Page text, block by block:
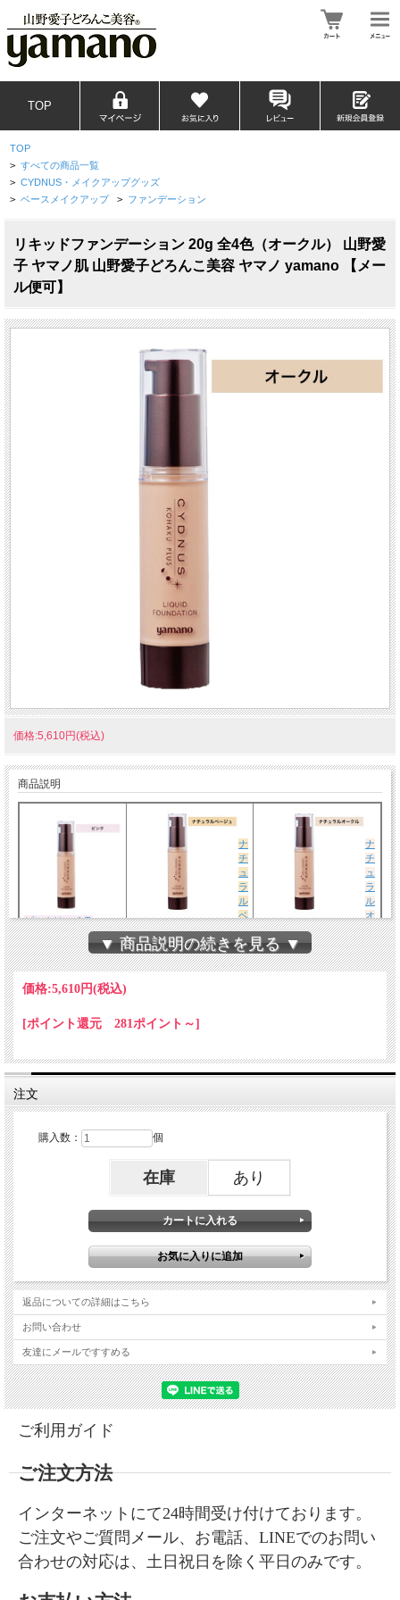
TOP
TOP
> すべての商品一覧
> CYDNUS・メイクアップグッズ
> ベースメイクアップ > ファンデーション
リキッドファンデーション 20g 全4色（オークル） 山野愛
子 ヤマノ肌 山野愛子どろんこ美容 ヤマノ yamano 【メー
ル便可】
価格:5,610円(税込)
商品説明
ピンクはコチラ
ナ
チ
ュ
ラ
ル
ベ
ージュはコチラ
ナ
チ
ュ
ラ
ル
オ
ークルはコチラ
琥珀パウダー配合で、なめらかに伸びてお肌にな
じみ、素肌美を演出するリキッドタイプのファン
デーションです。
美容液成分を配合し、うるおいを与え、乾燥から
▼ 商品説明の続きを見る ▼
価格:5,610円(税込)
[ポイント還元 281ポイント～]
注文
購入数： 個
在庫 あり
返品についての詳細はこちら
お問い合わせ
友達にメールですすめる
ご利用ガイド
ご注文方法
インターネットにて24時間受け付けております。
ご注文やご質問メール、お電話、LINEでのお問い
合わせの対応は、土日祝日を除く平日のみです。